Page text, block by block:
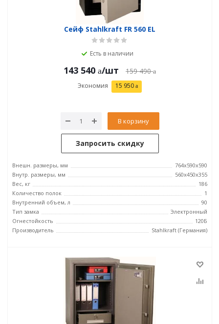
Сейф Stahlkraft FR 560 EL
Есть в наличии
143 540 /шт 159 490
Экономия 15 950
В корзину
Запросить скидку
Внешн. размеры, мм
764x590x590
Внутр. размеры, мм
560x450x355
Вес, кг
186
Количество полок
1
Внутренний объем, л
90
Тип замка
Электронный
Огнестойкость
120Б
Производитель
Stahlkraft (Германия)